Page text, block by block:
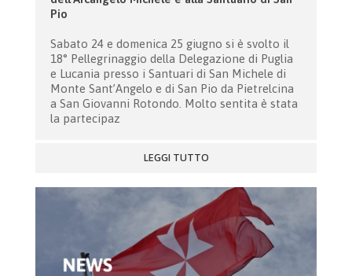
Pio
Sabato 24 e domenica 25 giugno si è svolto il
18° Pellegrinaggio della Delegazione di Puglia
e Lucania presso i Santuari di San Michele di
Monte Sant’Angelo e di San Pio da Pietrelcina
a San Giovanni Rotondo. Molto sentita è stata
la partecipaz
LEGGI TUTTO